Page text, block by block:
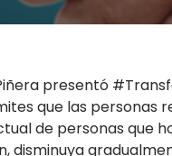
presentó
que las personas
de personas que
disminuya